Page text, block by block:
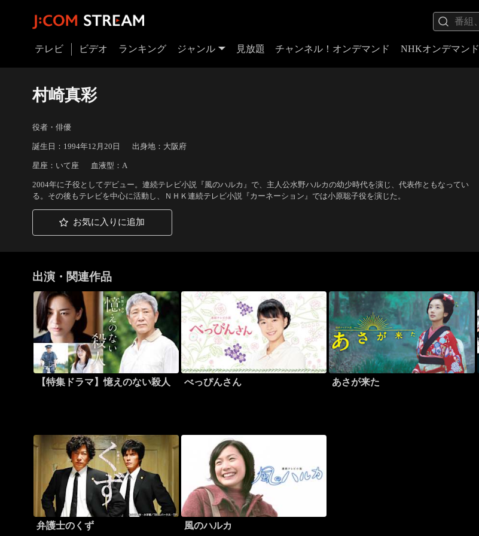
テレビ ビデオ ランキング ジャンル 見放題 チャンネル！オンデマンド NHKオンデマンド
村崎真彩
役者・俳優
誕生日：1994年12月20日 出身地：大阪府
星座：いて座 血液型：A
2004年に子役としてデビュー。連続テレビ小説『風のハルカ』で、主人公水野ハルカの幼少時代を演じ、代表作ともなってい
る。その後もテレビを中心に活動し、ＮＨＫ連続テレビ小説『カーネーション』では小原聡子役を演じた。
お気に入りに追加
出演・関連作品
【特集ドラマ】憶えのない殺人 べっぴんさん あさが来た
弁護士のくず 風のハルカ